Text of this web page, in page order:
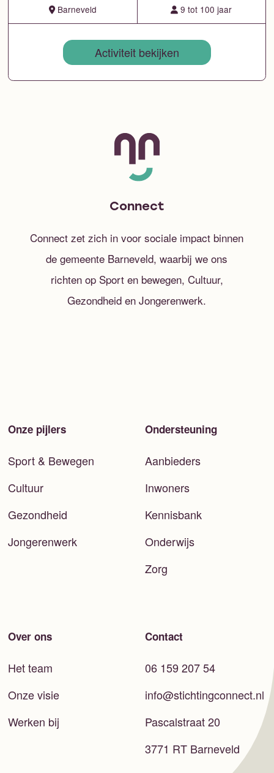
Barneveld 9 tot 100 jaar
Activiteit bekijken
Connect
Connect zet zich in voor sociale impact binnen
de gemeente Barneveld, waarbij we ons
richten op Sport en bewegen, Cultuur,
Gezondheid en Jongerenwerk.
Onze pijlers
Sport & Bewegen
Cultuur
Gezondheid
Jongerenwerk
Ondersteuning
Aanbieders
Inwoners
Kennisbank
Onderwijs
Zorg
Over ons
Het team
Onze visie
Werken bij
Contact
06 159 207 54
info@stichtingconnect.nl
Pascalstraat 20
3771 RT Barneveld